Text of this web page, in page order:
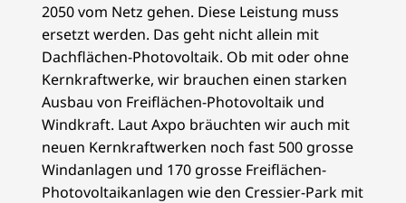
2050 vom Netz gehen. Diese Leistung muss
ersetzt werden. Das geht nicht allein mit
Dachflächen-Photovoltaik. Ob mit oder ohne
Kernkraftwerke, wir brauchen einen starken
Ausbau von Freiflächen-Photovoltaik und
Windkraft. Laut Axpo bräuchten wir auch mit
neuen Kernkraftwerken noch fast 500 grosse
Windanlagen und 170 grosse Freiflächen-
Photovoltaikanlagen wie den Cressier-Park mit